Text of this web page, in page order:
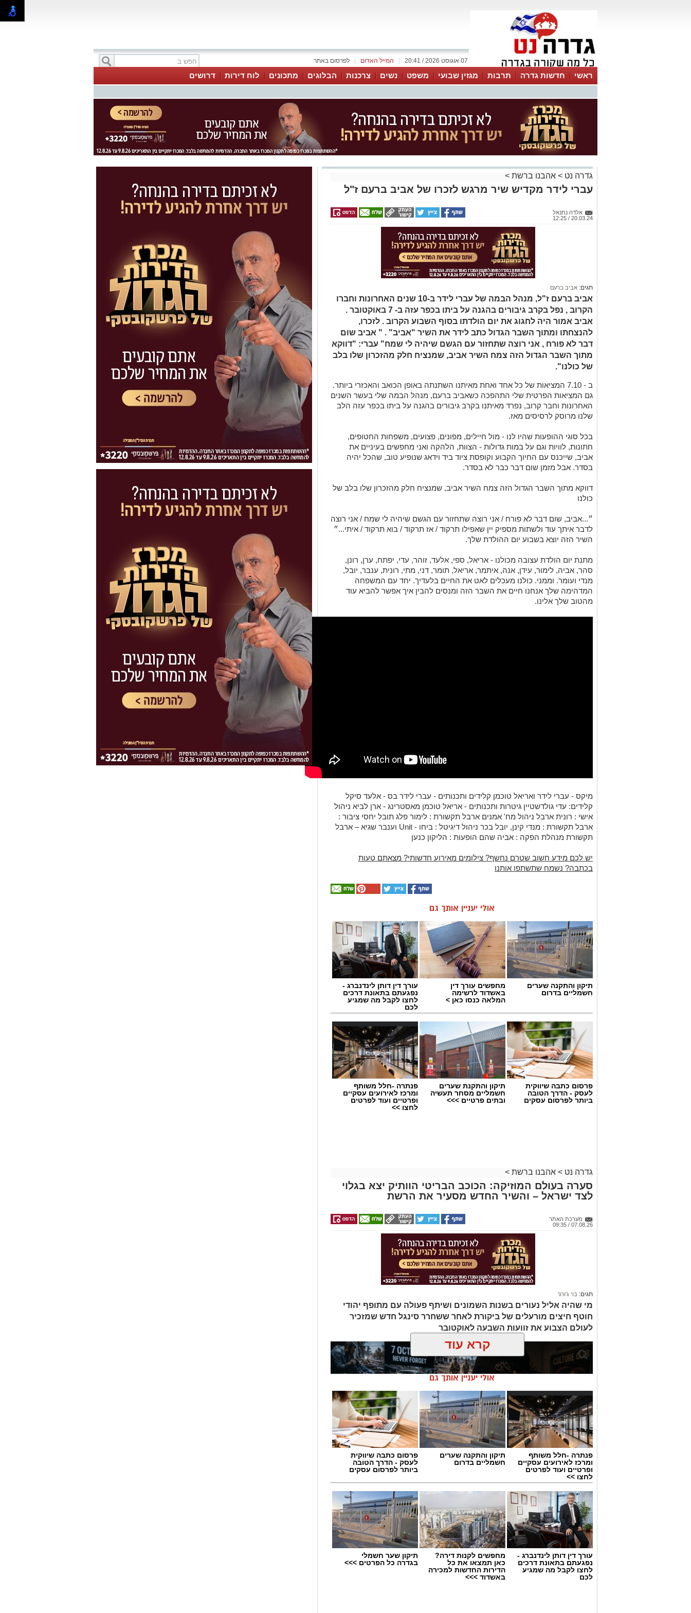
לפרסום באתר המייל האדום 07 אוגוסט 2026 / 20:41
ראשי חדשות גדרה תרבות מגזין שבועי משפט נשים צרכנות הבלוגים מתכונים לוח דירות דרושים
גדרה נט > אהבנו ברשת >
עברי לידר מקדיש שיר מרגש לזכרו של אביב ברעם ז"ל
אלדה נתנאל
20.03.24 / 12:25
תגים: אביב ברעם
אביב ברעם ז"ל, מנהל הבמה של עברי לידר ב-10 שנים האחרונות וחברו
הקרוב , נפל בקרב גיבורים בהגנה על ביתו בכפר עזה ב- 7 באוקטובר .
אביב אמור היה לחגוג את יום הולדתו בסוף השבוע הקרוב . לזכרו,
להנצחתו ומתוך השבר הגדול כתב לידר את השיר "אביב" . " אביב שום
דבר לא פורח , אני רוצה שתחזור עם הגשם שיהיה לי שמח" עברי: "דווקא
מתוך השבר הגדול הזה צמח השיר אביב, שמנציח חלק מהזכרון שלו בלב
של כולנו".
ב - 7.10 המציאות של כל אחד ואחת מאיתנו השתנתה באופן הכואב והאכזרי ביותר.
גם המציאות הפרטית שלי התהפכה כשאביב ברעם, מנהל הבמה שלי בעשר השנים
האחרונות וחבר קרוב, נפרד מאיתנו בקרב גיבורים בהגנה על ביתו בכפר עזה הלב
שלנו מרוסק לרסיסים מאז.
בכל סוגי ההופעות שהיו לנו - מול חיילים, מפונים, פצועים, משפחות החטופים,
חתונות, לוויות וגם על במות גדולות - הצוות, הלהקה ואני מחפשים בעיניים את
אביב, שייכנס עם החיוך הקבוע וקופסת ציוד ביד וידאג שנופיע טוב, שהכל יהיה
בסדר. אבל מזמן שום דבר כבר לא בסדר.
דווקא מתוך השבר הגדול הזה צמח השיר אביב, שמנציח חלק מהזכרון שלו בלב של
כולנו
״...אביב, שום דבר לא פורח / אני רוצה שתחזור עם הגשם שיהיה לי שמח / אני רוצה
לדבר איתך עוד ולשתות מספיק יין שאפילו תרקוד / אז תרקוד / בוא תרקוד / איתי...״
השיר הזה יוצא בשבוע יום ההולדת שלך.
מתנת יום הולדת עצובה מכולנו - אריאל, ספי, אלעד, זוהר, עדי, יפתח, ערן, רונן,
סהר, אביה, לימור, עידן, אנה, איתמר, אריאל, תומר, דני, מתי, רונית, ענבר, יובל,
מנדי ועומר. וממני. כולנו מעכלים לאט את החיים בלעדיך. יחד עם המשפחה
המדהימה שלך אנחנו חיים את השבר הזה ומנסים להבין איך אפשר להביא עוד
מהטוב שלך אלינו.
מיקס - עברי לידר ואריאל טוכמן קלידים ותכנותים - עברי לידר בס - אלעד סיקל
קלידים: עדי גולדשטיין גיטרות ותכנותים - אריאל טוכמן מאסטרינג - ארן לביא ניהול
אישי : רונית ארבל ניהול מח' אמנים ארבל תקשורת : לימור פלג תובל יחסי ציבור :
ארבל תקשורת : מנדי קינן, יובל בכר ניהול דיגיטל : ביחו - Unit וענבר שגיא – ארבל
תקשורת מנהלת הפקה : אביה שהם הופעות : הליקון כנען
יש לכם מידע חשוב שטרם נחשף? צילומים מאירוע חדשותי? מצאתם טעות
בכתבה? נשמח שתשתפו אותנו
אולי יעניין אותך גם
תיקון והתקנה שערים
חשמליים בדרום
מחפשים עורך דין
באשדוד לרשימה
המלאה כנסו כאן >
עורך דין דותן לינדנברג -
נפגעתם בתאונת דרכים
לחצו לקבל מה שמגיע
לכם
פרסום כתבה שיווקית
לעסק - הדרך הטובה
ביותר לפרסום עסקים
תיקון והתקנת שערים
חשמליים מסחר תעשיה
ובתים פרטיים >>>
פנתרה -חלל משותף
ומרכז לאירועים עסקיים
ופרטיים ועוד לפרטים
לחצו >>
גדרה נט > אהבנו ברשת >
סערה בעולם המוזיקה: הכוכב הבריטי הוותיק יצא בגלוי
לצד ישראל – והשיר החדש מסעיר את הרשת
מערכת האתר
07.08.26 / 09:35
תגים: בוי ג'ורג'
מי שהיה אליל נעורים בשנות השמונים ושיתף פעולה עם מתופף יהודי
חוטף חיצים מורעלים של ביקורת לאחר ששחרר סינגל חדש שמזכיר
לעולם הצבוע את זוועות השבעה לאוקטובר
בוי ג'ורג' השיר החדש שתומך בישראל הקשיבו למילים וצפו בקלפי
הרשמי
בוי ג'ורג' השיר החדש שתומך בישראל הקשיבו למילים וצפו
בקלפי הרשמי. הזמר הבריטי Boy George מעורר סערה
בינלאומית בעקבות שיר חדש בשם "We Will Dance Again"
קרא עוד
אולי יעניין אותך גם
פנתרה -חלל משותף
ומרכז לאירועים עסקיים
ופרטיים ועוד לפרטים
לחצו >>
תיקון והתקנה שערים
חשמליים בדרום
פרסום כתבה שיווקית
לעסק - הדרך הטובה
ביותר לפרסום עסקים
עורך דין דותן לינדנברג -
נפגעתם בתאונת דרכים
לחצו לקבל מה שמגיע
לכם
מחפשים לקנות דירה?
כאן תמצאו את כל
הדירות החדשות למכירה
באשדוד >>>
תיקון שער חשמלי
בגדרה כל הפרטים >>>